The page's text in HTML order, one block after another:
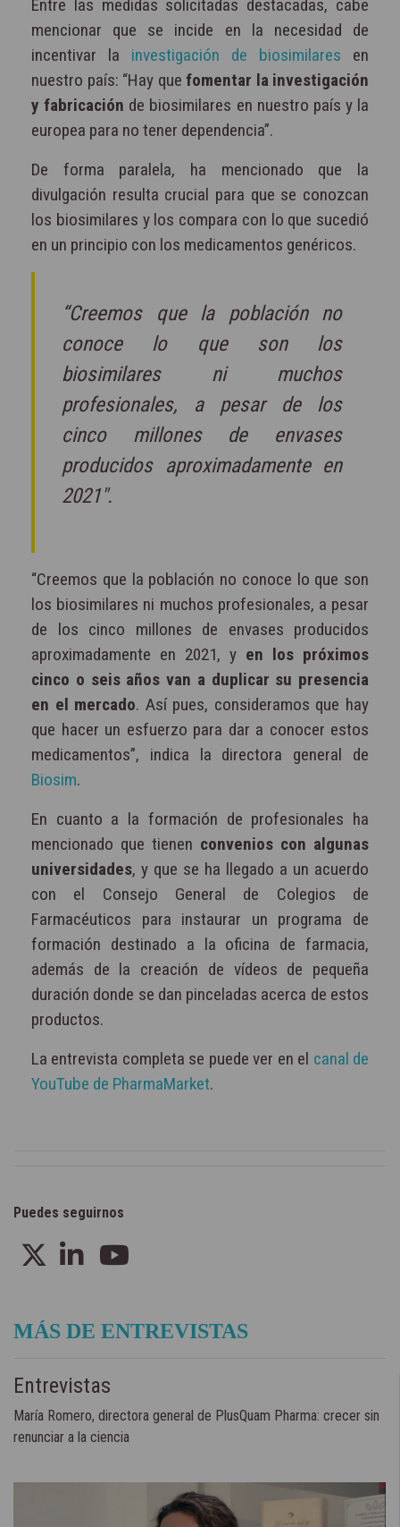
Entre las medidas solicitadas destacadas, cabe
mencionar que se incide en la necesidad de
incentivar la investigación de biosimilares en
nuestro país: “Hay que fomentar la investigación
y fabricación de biosimilares en nuestro país y la
europea para no tener dependencia”.
De forma paralela, ha mencionado que la
divulgación resulta crucial para que se conozcan
los biosimilares y los compara con lo que sucedió
en un principio con los medicamentos genéricos.
“Creemos que la población no
conoce lo que son los
biosimilares ni muchos
profesionales, a pesar de los
cinco millones de envases
producidos aproximadamente en
2021".
“Creemos que la población no conoce lo que son
los biosimilares ni muchos profesionales, a pesar
de los cinco millones de envases producidos
aproximadamente en 2021, y en los próximos
cinco o seis años van a duplicar su presencia
en el mercado. Así pues, consideramos que hay
que hacer un esfuerzo para dar a conocer estos
medicamentos”, indica la directora general de
Biosim.
En cuanto a la formación de profesionales ha
mencionado que tienen convenios con algunas
universidades, y que se ha llegado a un acuerdo
con el Consejo General de Colegios de
Farmacéuticos para instaurar un programa de
formación destinado a la oficina de farmacia,
además de la creación de vídeos de pequeña
duración donde se dan pinceladas acerca de estos
productos.
La entrevista completa se puede ver en el canal de
YouTube de PharmaMarket.
Puedes seguirnos
MÁS DE ENTREVISTAS
Entrevistas
María Romero, directora general de PlusQuam Pharma: crecer sin
renunciar a la ciencia